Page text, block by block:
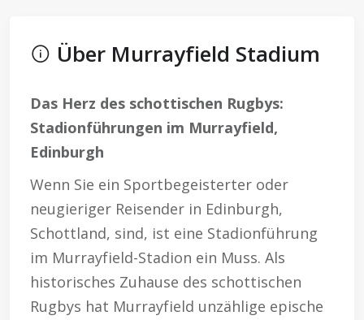
Über Murrayfield Stadium
Das Herz des schottischen Rugbys:
Stadionführungen im Murrayfield,
Edinburgh
Wenn Sie ein Sportbegeisterter oder
neugieriger Reisender in Edinburgh,
Schottland, sind, ist eine Stadionführung
im Murrayfield-Stadion ein Muss. Als
historisches Zuhause des schottischen
Rugbys hat Murrayfield unzählige epische